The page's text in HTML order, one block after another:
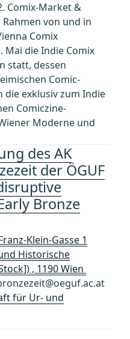
Comix-Market &
von und in
Comix
Mai die Indie Comix
statt, dessen
Comic-
die exklusiv zum Indie
Comiczine-
Moderne und
des AK
der ÖGUF
Bronze
Klein-Gasse 1
Historische
, 1190 Wien
für Ur- und